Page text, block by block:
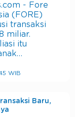
- Fore
(FORE)
transaksi
miliar.
itu
WIB
Baru,